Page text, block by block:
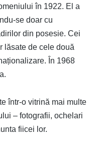
în 1922. El a
se doar cu
din posesie. Cei
lăsate de cele două
În 1968
într-o vitrină mai multe
– fotografii, ochelari
fiicei lor.